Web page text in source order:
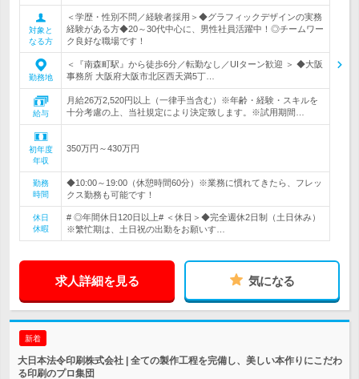
対象と
なる方
＜学歴・性別不問／経験者採用＞◆グラフィックデザインの実務
経験がある方◆20～30代中心に、男性社員活躍中！◎チームワー
ク良好な職場です！
勤務地
＜『南森町駅』から徒歩6分／転勤なし／UIターン歓迎 ＞ ◆大阪
事務所 大阪府大阪市北区西天満5丁…
給与
月給26万2,520円以上（一律手当含む）※年齢・経験・スキルを
十分考慮の上、当社規定により決定致します。※試用期間…
初年度
年収
350万円～430万円
勤務
時間
◆10:00～19:00（休憩時間60分）※業務に慣れてきたら、フレッ
クス勤務も可能です！
休日
休暇
# ◎年間休日120日以上# ＜休日＞◆完全週休2日制（土日休み）
※繁忙期は、土日祝の出勤をお願いす…
求人詳細を見る 気になる
新着
大日本法令印刷株式会社 | 全ての製作工程を完備し、美しい本作りにこだわ
る印刷のプロ集団